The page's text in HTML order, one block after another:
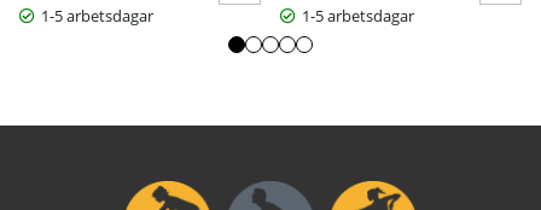
1-5 arbetsdagar
1-5 arbetsdagar